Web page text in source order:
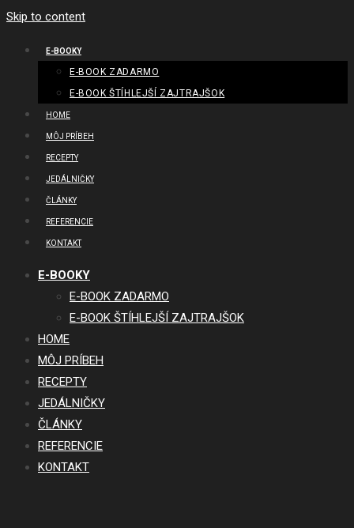
Skip to content
E-BOOKY
E-BOOK ZADARMO
E-BOOK ŠTÍHLEJŠÍ ZAJTRAJŠOK
HOME
MÔJ PRÍBEH
RECEPTY
JEDÁLNIČKY
ČLÁNKY
REFERENCIE
KONTAKT
E-BOOKY
E-BOOK ZADARMO
E-BOOK ŠTÍHLEJŠÍ ZAJTRAJŠOK
HOME
MÔJ PRÍBEH
RECEPTY
JEDÁLNIČKY
ČLÁNKY
REFERENCIE
KONTAKT